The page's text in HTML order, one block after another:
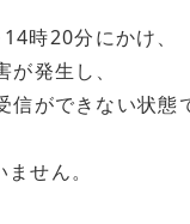
時20分にかけ、
発生し、
ができない状態
せん。